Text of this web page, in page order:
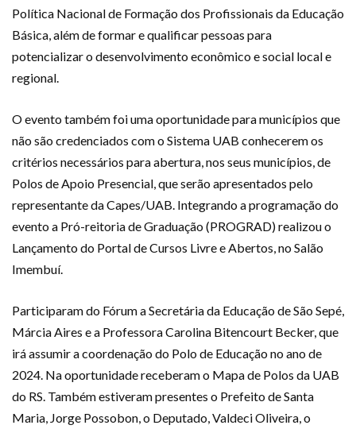
Política Nacional de Formação dos Profissionais da Educação
Básica, além de formar e qualificar pessoas para
potencializar o desenvolvimento econômico e social local e
regional.
O evento também foi uma oportunidade para municípios que
não são credenciados com o Sistema UAB conhecerem os
critérios necessários para abertura, nos seus municípios, de
Polos de Apoio Presencial, que serão apresentados pelo
representante da Capes/UAB. Integrando a programação do
evento a Pró-reitoria de Graduação (PROGRAD) realizou o
Lançamento do Portal de Cursos Livre e Abertos, no Salão
Imembuí.
Participaram do Fórum a Secretária da Educação de São Sepé,
Márcia Aires e a Professora Carolina Bitencourt Becker, que
irá assumir a coordenação do Polo de Educação no ano de
2024. Na oportunidade receberam o Mapa de Polos da UAB
do RS. Também estiveram presentes o Prefeito de Santa
Maria, Jorge Possobon, o Deputado, Valdeci Oliveira, o